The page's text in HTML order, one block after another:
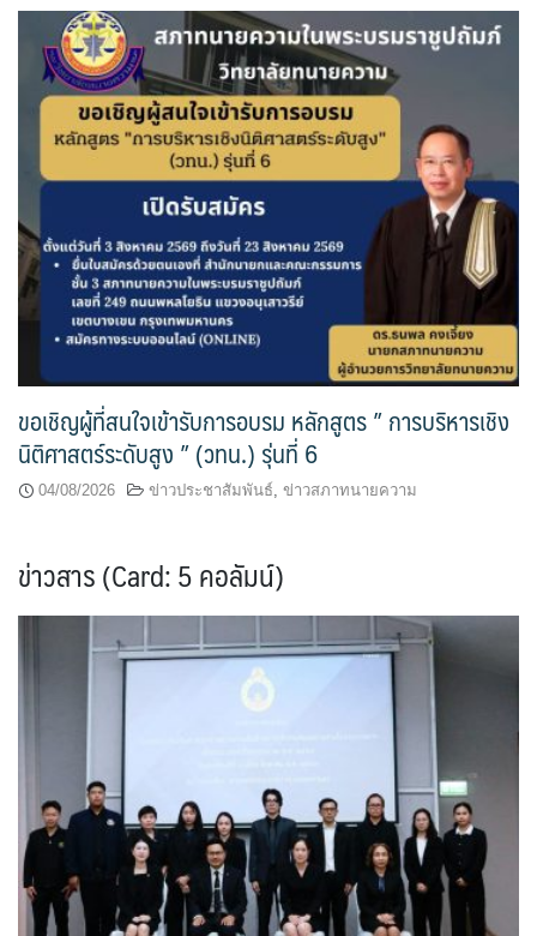
ขอเชิญผู้ที่สนใจเข้ารับการอบรม หลักสูตร ” การบริหารเชิง
นิติศาสตร์ระดับสูง ” (วทน.) รุ่นที่ 6
04/08/2026 ข่าวประชาสัมพันธ์, ข่าวสภาทนายความ
ข่าวสาร (Card: 5 คอลัมน์)